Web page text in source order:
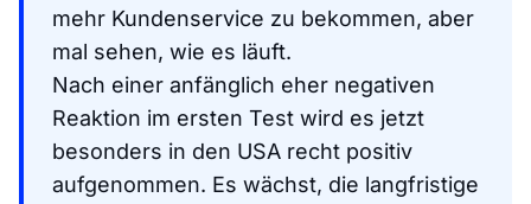
mehr Kundenservice zu bekommen, aber
mal sehen, wie es läuft.
Nach einer anfänglich eher negativen
Reaktion im ersten Test wird es jetzt
besonders in den USA recht positiv
aufgenommen. Es wächst, die langfristige